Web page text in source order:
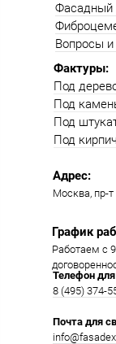
Фактуры:
Под
Под
Под
Под кирпич
Работаем с
Москва, пр-
Фасадный
Вопросы и
Адрес:
График
Телефон
8 (495) 374-
Почта для